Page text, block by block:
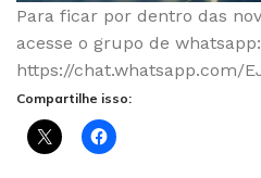
Para ficar por dentro das
acesse o grupo de
https://chat.whatsapp.com/
Compartilhe isso: